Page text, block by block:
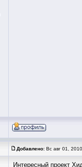
Добавлено: Вс авг 01,
Интересный проект